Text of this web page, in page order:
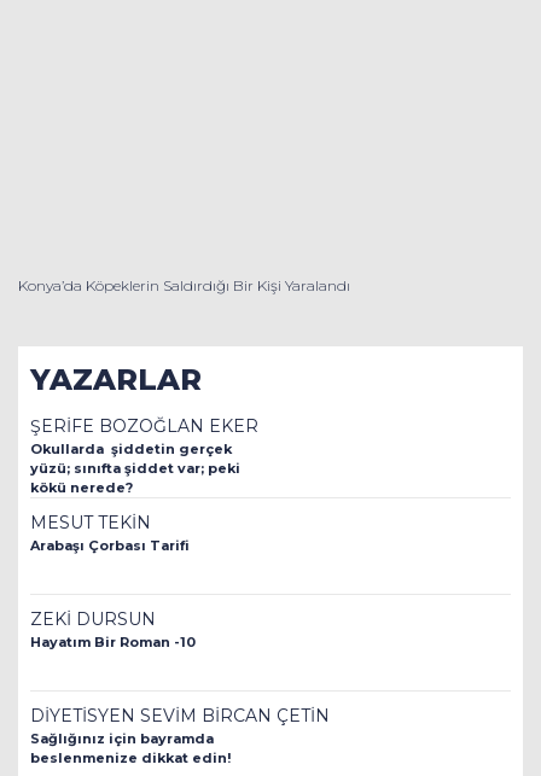
Konya’da Köpeklerin Saldırdığı Bir Kişi Yaralandı
YAZARLAR
ŞERİFE BOZOĞLAN EKER
Okullarda şiddetin gerçek
yüzü; sınıfta şiddet var; peki
kökü nerede?
MESUT TEKİN
Arabaşı Çorbası Tarifi
ZEKİ DURSUN
Hayatım Bir Roman -10
DİYETİSYEN SEVİM BİRCAN ÇETİN
Sağlığınız için bayramda
beslenmenize dikkat edin!